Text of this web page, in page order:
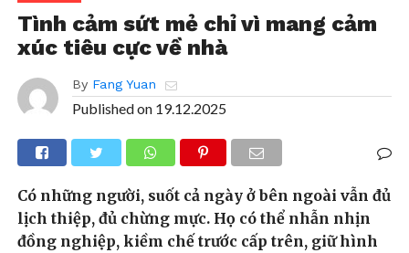
Tình cảm sứt mẻ chỉ vì mang cảm
xúc tiêu cực về nhà
By Fang Yuan
Published on 19.12.2025
Có những người, suốt cả ngày ở bên ngoài vẫn đủ
lịch thiệp, đủ chừng mực. Họ có thể nhẫn nhịn
đồng nghiệp, kiềm chế trước cấp trên, giữ hình